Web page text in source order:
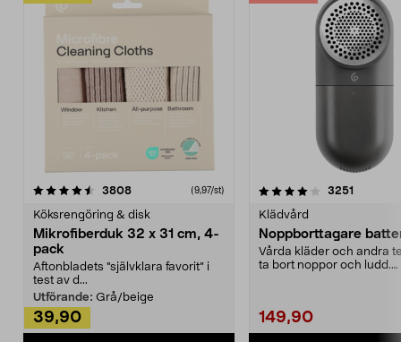
3808recensioner (9,97/st)
Köksrengöring & disk
Mikrofiberduk 32 x 31 cm, 4-
pack
Aftonbladets "självklara favorit” i
test av d...
Utförande: Grå/beige
39,90
4.0av 5 stjärnor 3251
Klädvård
Noppborttagare
Vårda kläder och andra
ta bort noppor och ludd.
149,90
4.5av 5 stjärnor